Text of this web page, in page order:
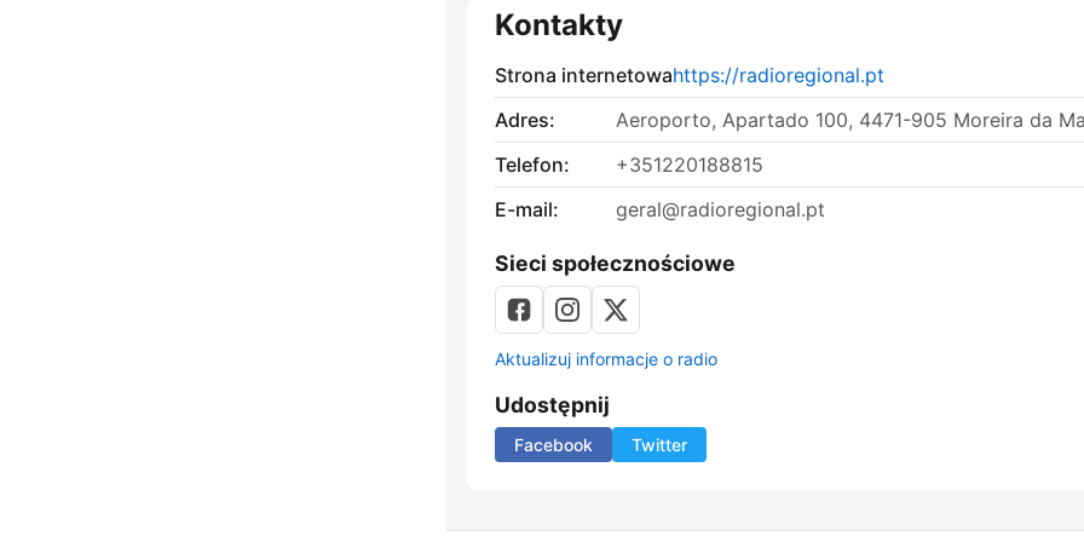
Kontakty
Strona internetowahttps://radioregional.pt
Adres:
Aeroporto, Apartado 100, 4471-905 Moreira da
Telefon:
+351220188815
E-mail:
geral@radioregional.pt
Sieci społecznościowe
Aktualizuj informacje o radio
Udostępnij
Facebook Twitter